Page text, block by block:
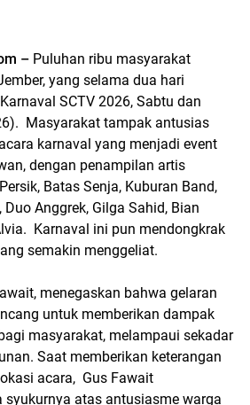
– Puluhan ribu masyarakat
yang selama dua hari
SCTV 2026, Sabtu dan
Masyarakat tampak antusias
karnaval yang menjadi event
dengan penampilan artis
Batas Senja, Kuburan Band,
Anggrek, Gilga Sahid, Bian
Karnaval ini pun mendongkrak
semakin menggeliat.
menegaskan bahwa gelaran
untuk memberikan dampak
masyarakat, melampaui sekadar
Saat memberikan keterangan
acara, Gus Fawait
syukurnya atas antusiasme warga